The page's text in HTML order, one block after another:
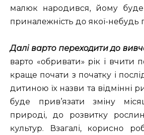
малюк народився, йому буде
приналежність до якої-небудь
Далі варто переходити до
варто «обривати» рік і вчити
краще почати з початку і
дитиною їх назви та відмінні
буде прив’язати зміну
природі, до розвитку
культур. Взагалі, корисно